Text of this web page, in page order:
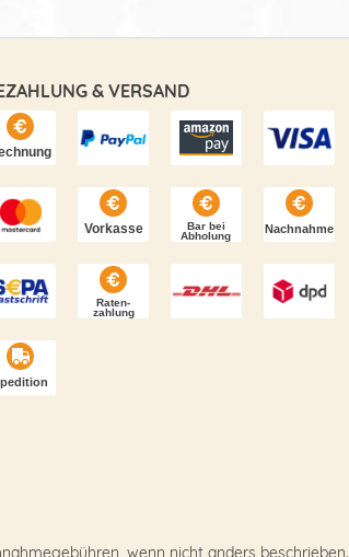
& VERSAND
wenn nicht anders beschrieben.